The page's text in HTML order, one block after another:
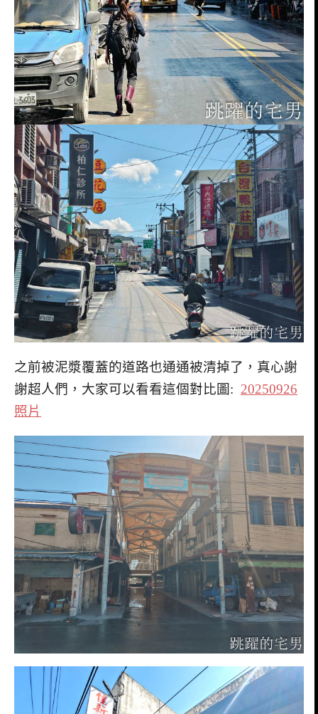
之前被泥漿覆蓋的道路也通通被清掉了，真心謝
謝超人們，大家可以看看這個對比圖: 20250926
照片